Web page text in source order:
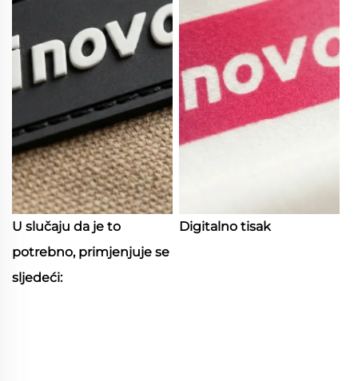
U slučaju da je to
potrebno, primjenjuje se
sljedeći:
Digitalno tisak